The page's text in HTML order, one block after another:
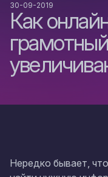
Как
30-09-2019
Нередко бывает,